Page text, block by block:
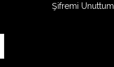
Şifremi Unuttum